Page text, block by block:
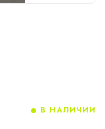
В НАЛИЧИИ